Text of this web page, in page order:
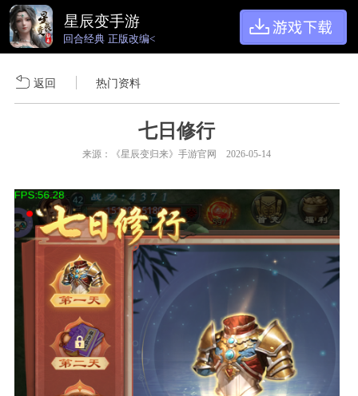
星辰变手游
回合经典 正版改编<
返回 热门资料
七日修行
来源：《星辰变归来》手游官网 2026-05-14